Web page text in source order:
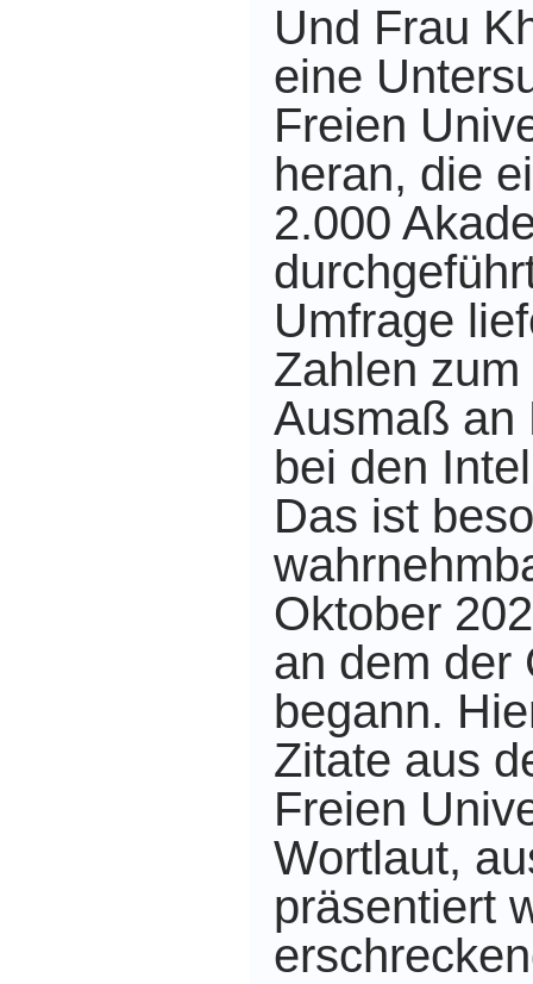
Und Frau
eine
Freien
heran, die
2.000
Umfrage
Zahlen
Ausmaß an
bei den
Das ist
Oktober
an dem der
begann.
Zitate aus
Freien
Wortlaut,
präsentiert